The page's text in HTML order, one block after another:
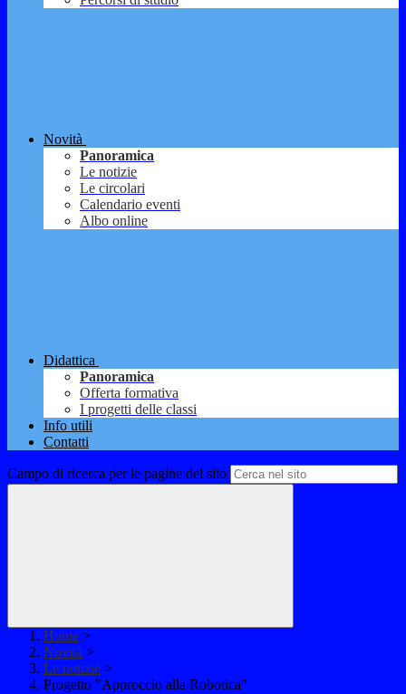
Novità
Panoramica
Le notizie
Le circolari
Calendario eventi
Albo online
Didattica
Panoramica
Offerta formativa
I progetti delle classi
Info utili
Contatti
Campo di ricerca per le pagine del sito
Home >
Novità >
Le notizie >
Progetto "Approccio alla Robotica"